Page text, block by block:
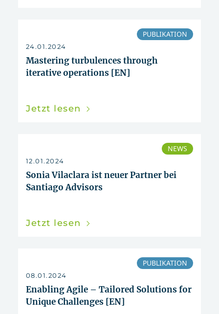
PUBLIKATION
24.01.2024
Mastering turbulences through
iterative operations [EN]
Jetzt lesen
NEWS
12.01.2024
Sonia Vilaclara ist neuer Partner bei
Santiago Advisors
Jetzt lesen
PUBLIKATION
08.01.2024
Enabling Agile – Tailored Solutions for
Unique Challenges [EN]